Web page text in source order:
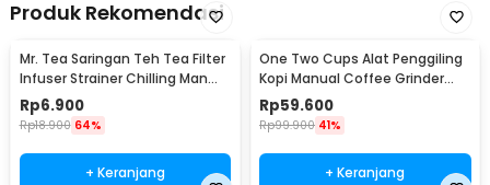
Produk Rekomendasi
Mr. Tea Saringan Teh Tea Filter
Infuser Strainer Chilling Man
Silicon - MR03
Rp6.900
Rp18.900 64%
+ Keranjang
One Two Cups Alat Penggiling
Kopi Manual Coffee Grinder
Portable - WFCG9800
Rp59.600
Rp99.900 41%
+ Keranjang